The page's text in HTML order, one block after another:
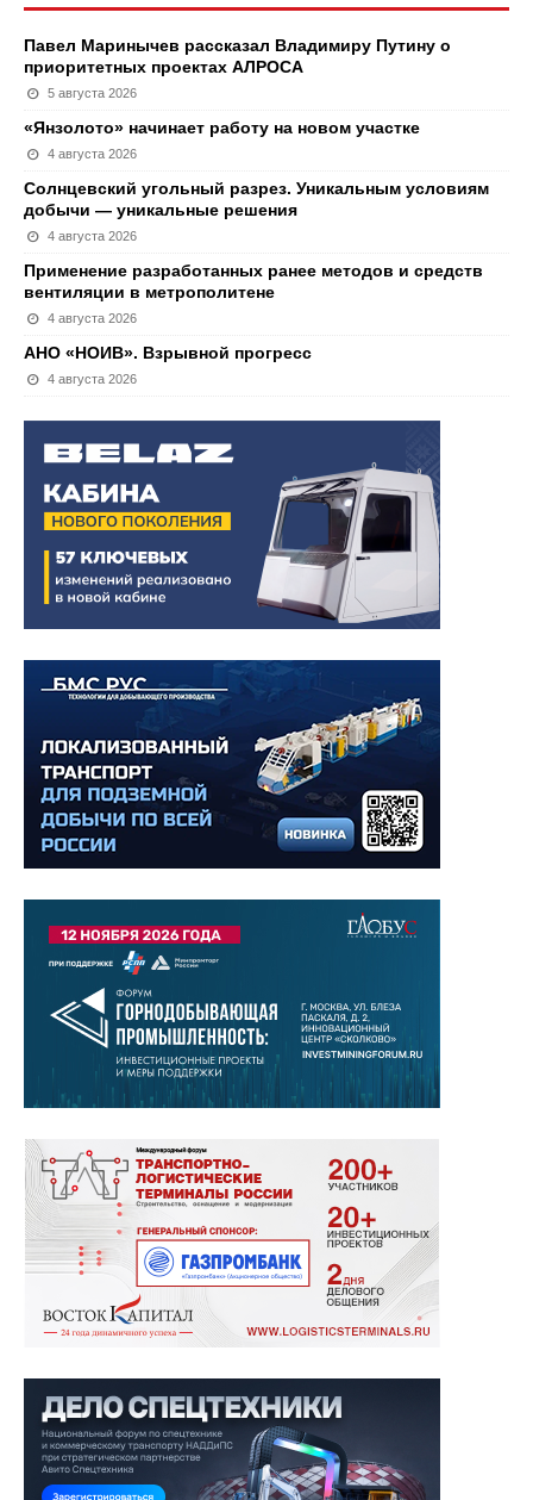
Павел Маринычев рассказал Владимиру Путину о
приоритетных проектах АЛРОСА
5 августа 2026
«Янзолото» начинает работу на новом участке
4 августа 2026
Солнцевский угольный разрез. Уникальным условиям
добычи — уникальные решения
4 августа 2026
Применение разработанных ранее методов и средств
вентиляции в метрополитене
4 августа 2026
АНО «НОИВ». Взрывной прогресс
4 августа 2026